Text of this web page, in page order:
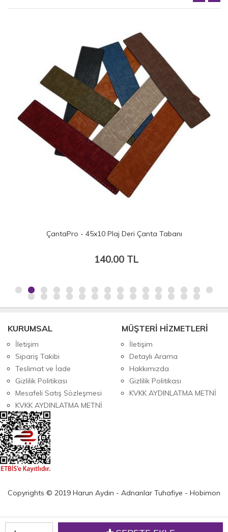
ÇantaPro - 45x10 Plaj Deri Çanta Tabanı
140.00 TL
KURUMSAL
İletişim
Sipariş Takibi
Teslimat ve İade
Gizlilik Politikası
Mesafeli Satış Sözleşmesi
KVKK AYDINLATMA METNİ
MÜŞTERİ HİZMETLERİ
İletişim
Detaylı Arama
Hakkımızda
Gizlilik Politikası
KVKK AYDINLATMA METNİ
Copyrights © 2019 Harun Aydın - Adnanlar Tuhafiye - Hobimon